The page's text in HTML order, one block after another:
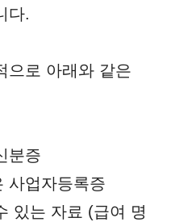
다.
으로 아래와 같은
분증
사업자등록증
있는 자료 (급여 명